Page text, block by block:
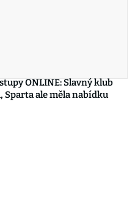
ONLINE: Slavný klub
Sparta ale měla nabídku